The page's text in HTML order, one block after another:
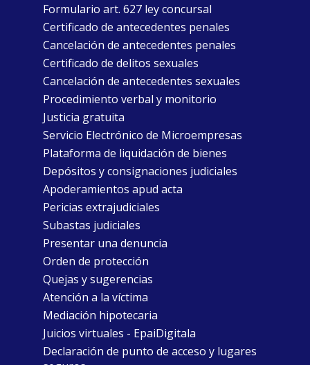
Formulario art. 627 ley concursal
Certificado de antecedentes penales
Cancelación de antecedentes penales
Certificado de delitos sexuales
Cancelación de antecedentes sexuales
Procedimiento verbal y monitorio
Justicia gratuita
Servicio Electrónico de Microempresas
Plataforma de liquidación de bienes
Depósitos y consignaciones judiciales
Apoderamientos apud acta
Pericias extrajudiciales
Subastas judiciales
Presentar una denuncia
Orden de protección
Quejas y sugerencias
Atención a la víctima
Mediación hipotecaria
Juicios virtuales - EpaiDigitala
Declaración de punto de acceso y lugares